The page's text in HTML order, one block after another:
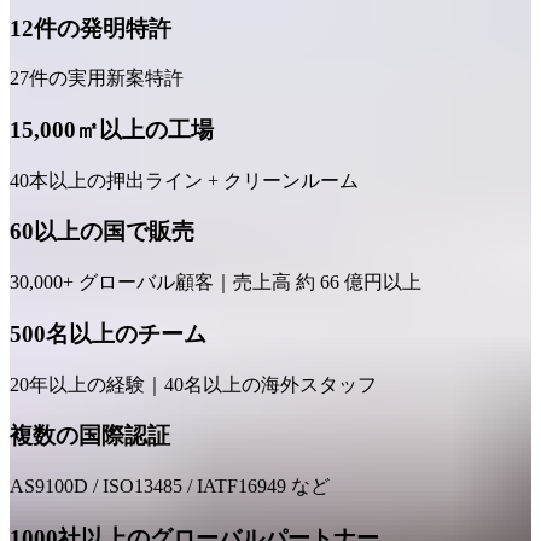
12件の発明特許
27件の実用新案特許
15,000㎡以上の工場
40本以上の押出ライン + クリーンルーム
60以上の国で販売
30,000+ グローバル顧客｜売上高 約 66 億円以上
500名以上のチーム
20年以上の経験｜40名以上の海外スタッフ
複数の国際認証
AS9100D / ISO13485 / IATF16949 など